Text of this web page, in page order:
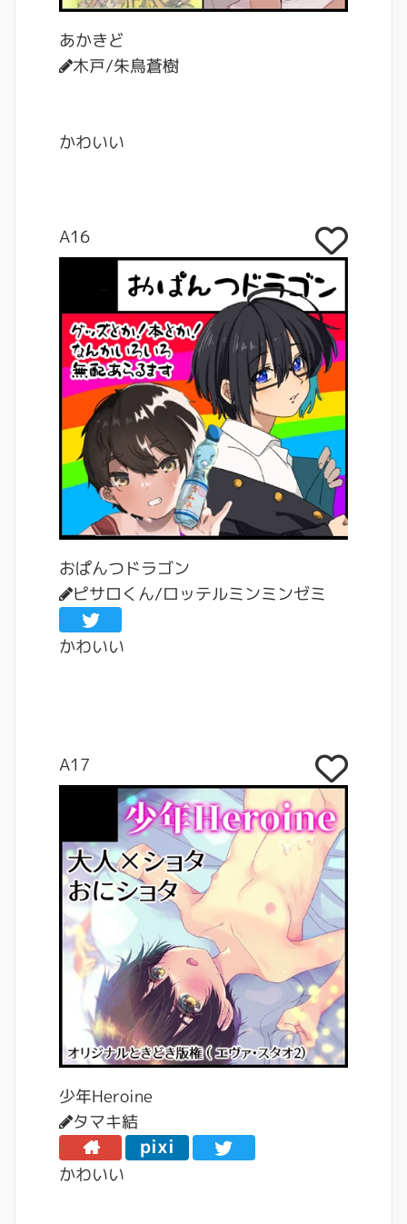
あかきど
木戸/朱鳥蒼樹
かわいい
A16
おぱんつドラゴン
ピサロくん/ロッテルミンミンゼミ
かわいい
A17
少年Heroine
タマキ結
pixi
v
かわいい